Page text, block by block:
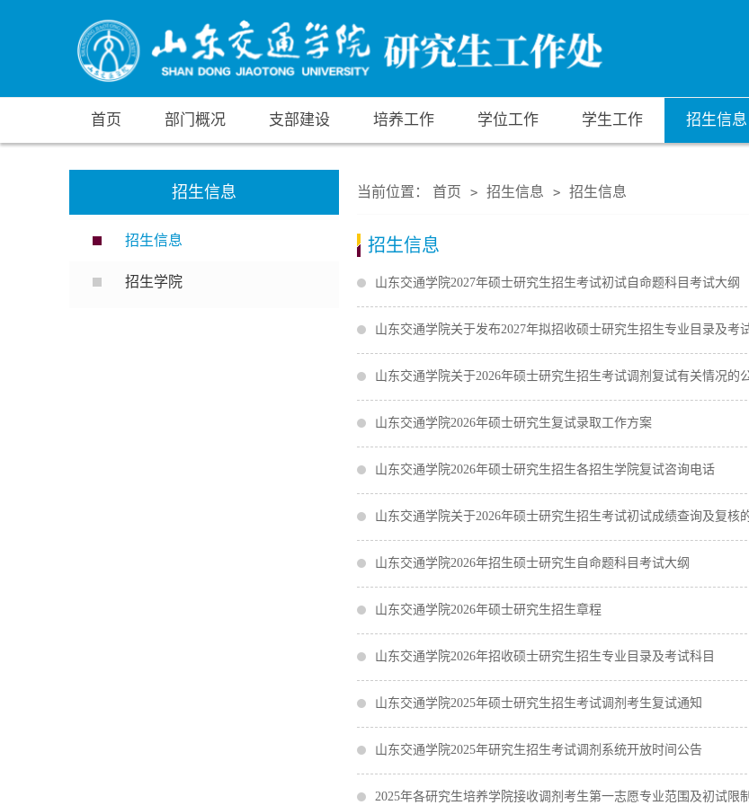
首页 部门概况 支部建设 培养工作 学位工作 学生工作 招生信息
招生信息
招生信息
招生学院
当前位置： 首页 > 招生信息 > 招生信息
招生信息
山东交通学院2027年硕士研究生招生考试初试自命题科目考试大纲
山东交通学院关于发布2027年拟招收硕士研究生招生专业目录及考
山东交通学院关于2026年硕士研究生招生考试调剂复试有关情况的
山东交通学院2026年硕士研究生复试录取工作方案
山东交通学院2026年硕士研究生招生各招生学院复试咨询电话
山东交通学院关于2026年硕士研究生招生考试初试成绩查询及复核
山东交通学院2026年招生硕士研究生自命题科目考试大纲
山东交通学院2026年硕士研究生招生章程
山东交通学院2026年招收硕士研究生招生专业目录及考试科目
山东交通学院2025年硕士研究生招生考试调剂考生复试通知
山东交通学院2025年研究生招生考试调剂系统开放时间公告
2025年各研究生培养学院接收调剂考生第一志愿专业范围及初试限